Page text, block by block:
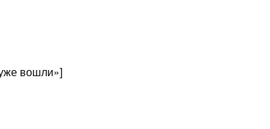
вошли»]